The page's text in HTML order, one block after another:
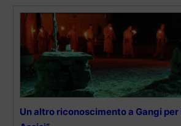
Un altro riconoscimento a Gangi per